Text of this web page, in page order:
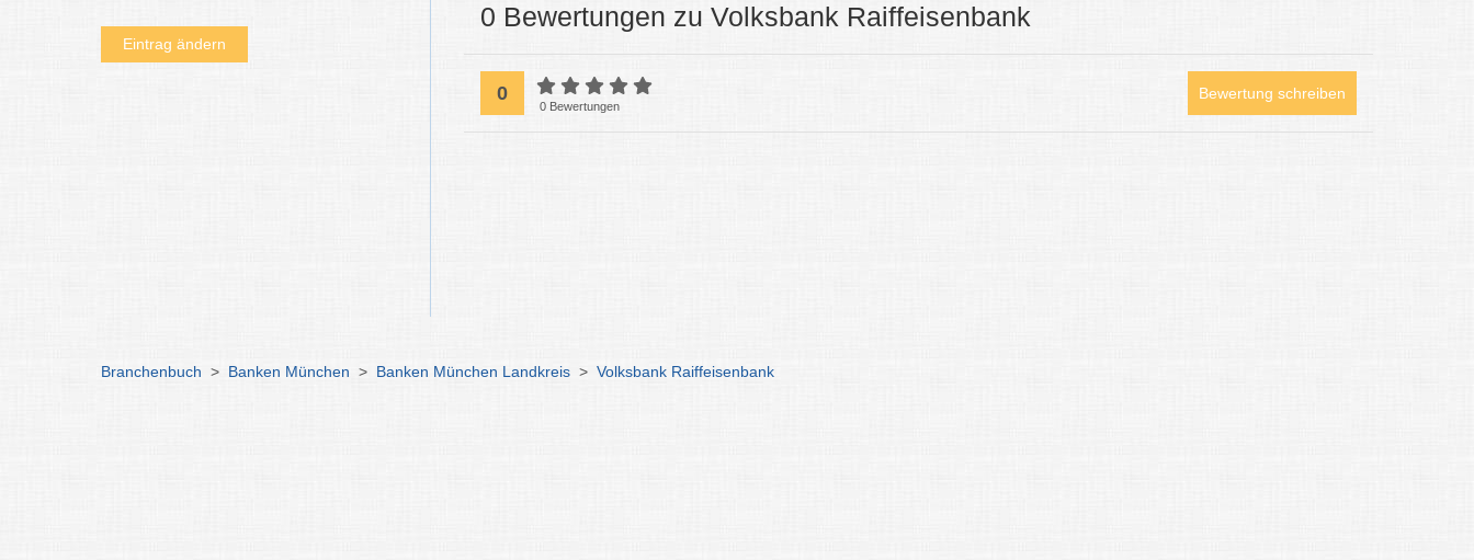
Eintrag ändern
0 Bewertungen zu Volksbank Raiffeisenbank
0
0 Bewertungen
Bewertung schreiben
Branchenbuch > Banken München > Banken München Landkreis > Volksbank Raiffeisenbank